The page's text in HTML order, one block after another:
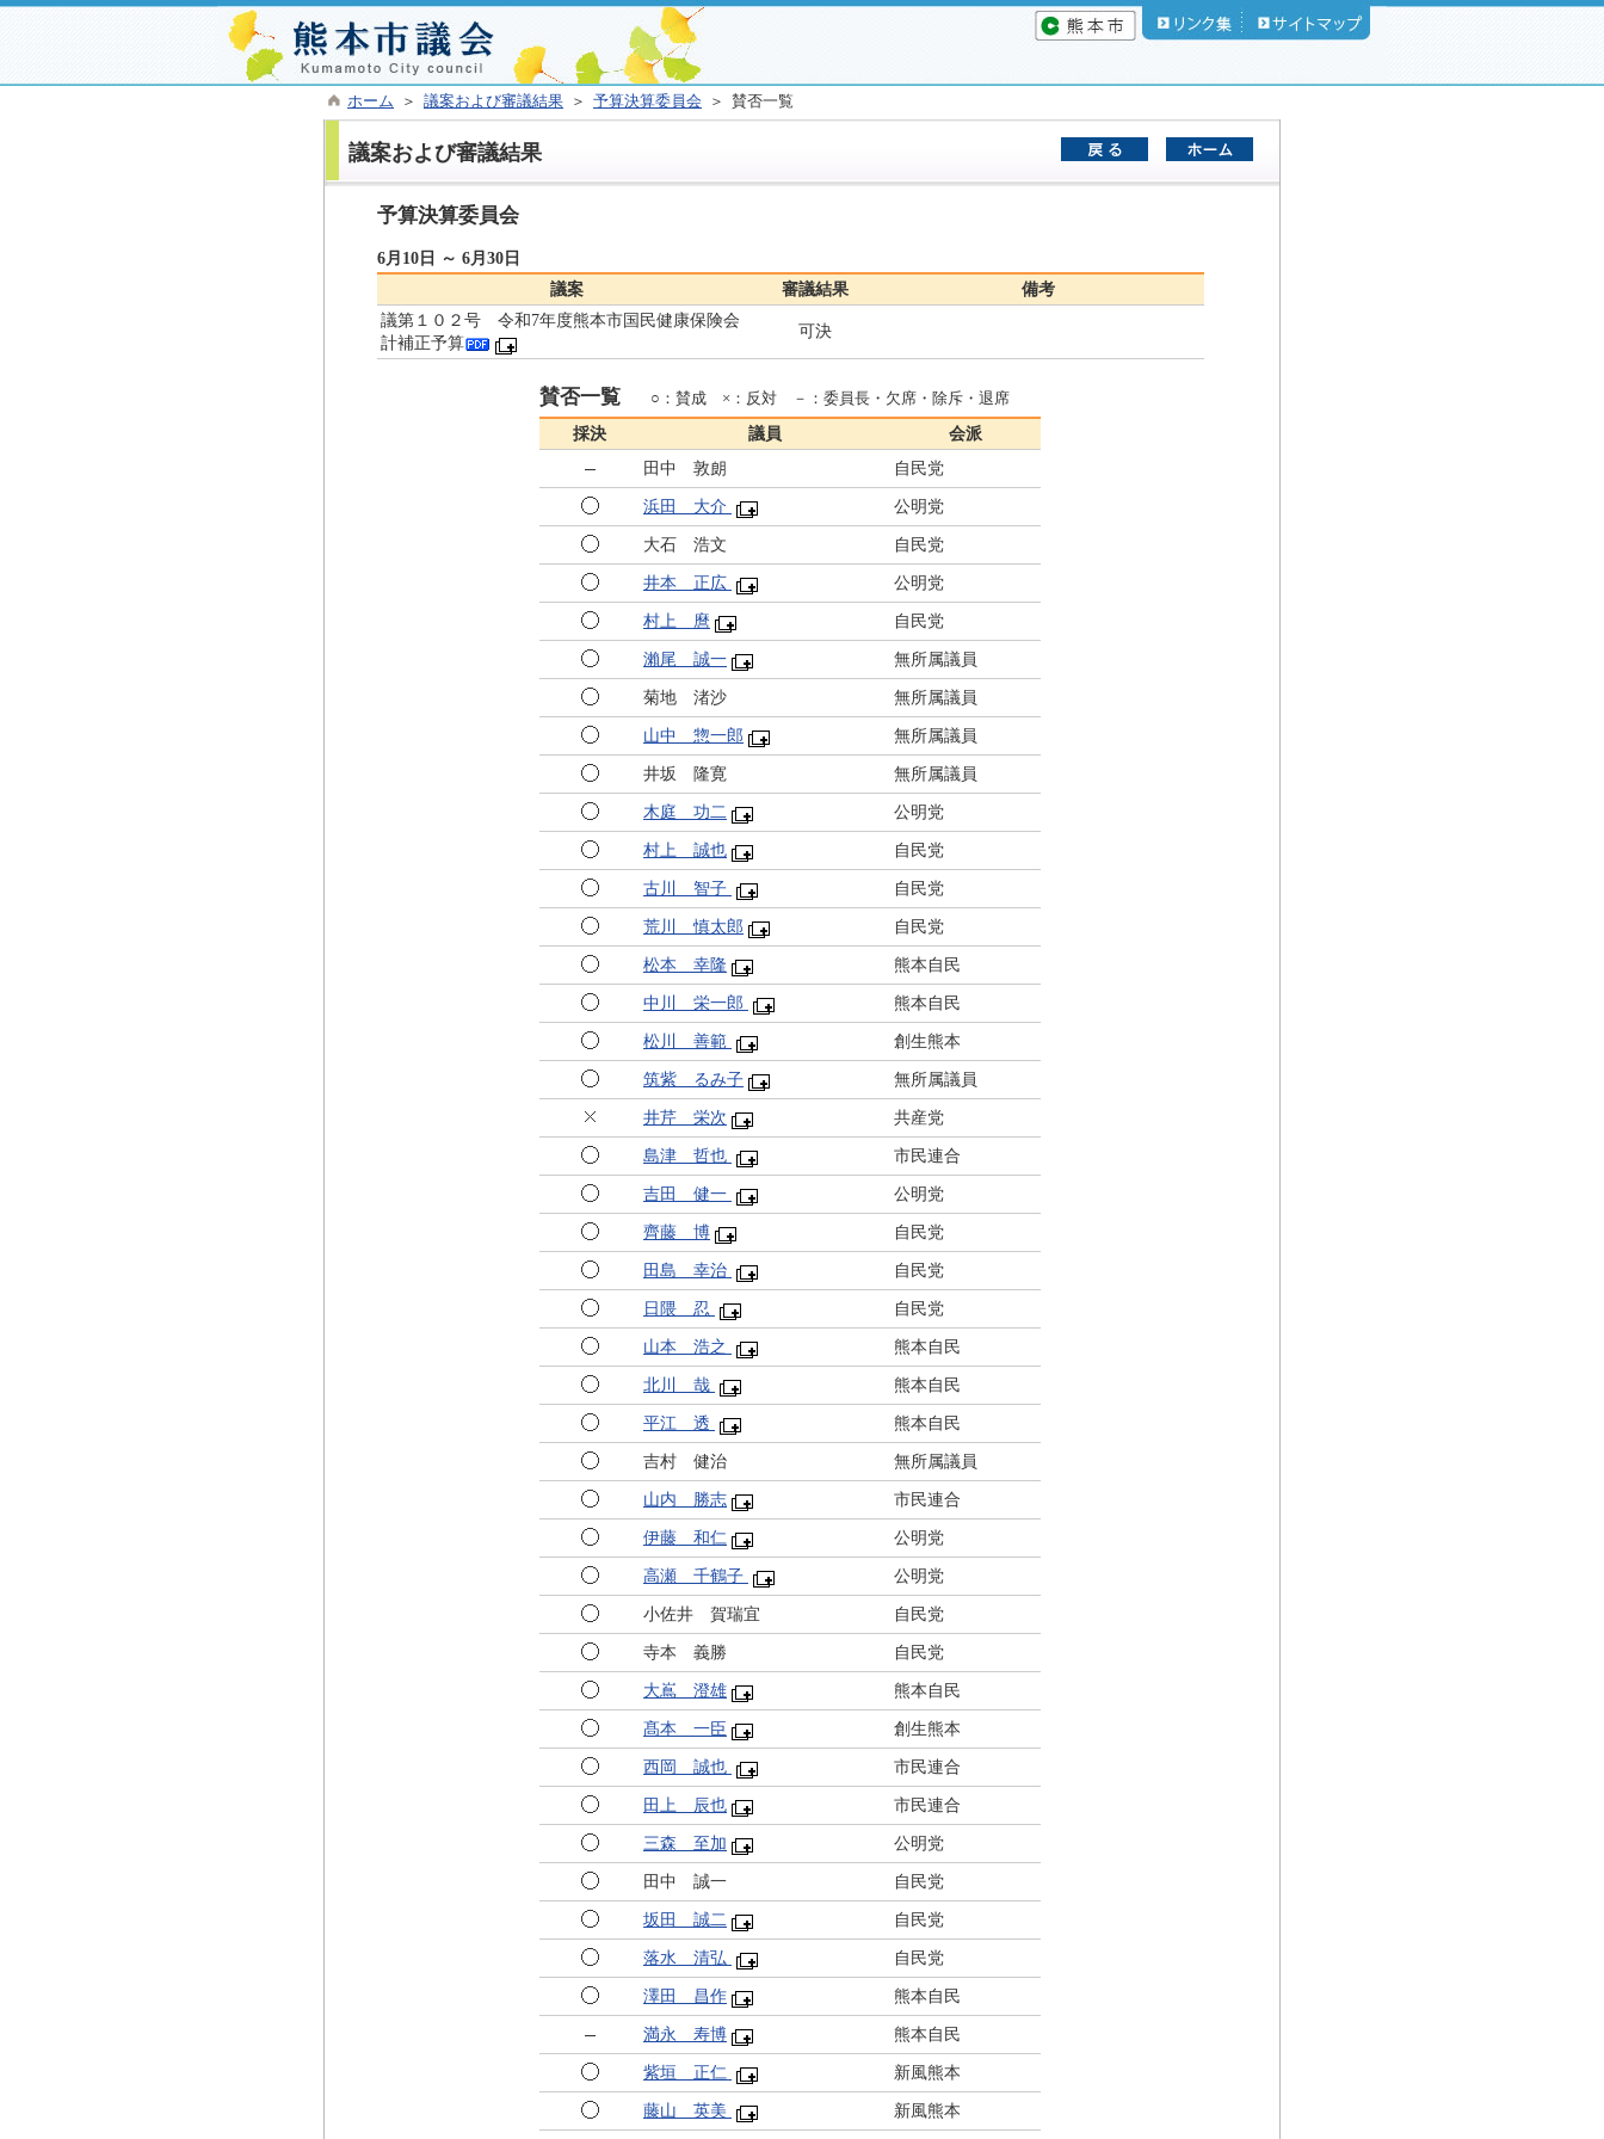
ホーム ＞ 議案および審議結果 ＞ 予算決算委員会 ＞ 賛否一覧
議案および審議結果
予算決算委員会
6月10日 ～ 6月30日
議案
審議結果
備考
議第１０２号 令和7年度熊本市国民健康保険会
計補正予算
可決
賛否一覧 ○：賛成 ×：反対 －：委員長・欠席・除斥・退席
採決 議員
会派
田中 敦朗
自民党
浜田 大介 公明党
大石 浩文 自民党
井本 正広 公明党
村上 麿 自民党
瀨尾 誠一 無所属議員
菊地 渚沙 無所属議員
山中 惣一郎 無所属議員
井坂 隆寛 無所属議員
木庭 功二 公明党
村上 誠也 自民党
古川 智子 自民党
荒川 慎太郎 自民党
松本 幸隆 熊本自民
中川 栄一郎 熊本自民
松川 善範 創生熊本
筑紫 るみ子 無所属議員
井芹 栄次 共産党
島津 哲也 市民連合
吉田 健一 公明党
齊藤 博 自民党
田島 幸治 自民党
日隈 忍 自民党
山本 浩之 熊本自民
北川 哉 熊本自民
平江 透 熊本自民
吉村 健治 無所属議員
山内 勝志 市民連合
伊藤 和仁 公明党
高瀬 千鶴子 公明党
小佐井 賀瑞宜 自民党
寺本 義勝 自民党
大嶌 澄雄 熊本自民
髙本 一臣 創生熊本
西岡 誠也 市民連合
田上 辰也 市民連合
三森 至加 公明党
田中 誠一 自民党
坂田 誠二 自民党
落水 清弘 自民党
澤田 昌作 熊本自民
満永 寿博 熊本自民
紫垣 正仁 新風熊本
藤山 英美 新風熊本